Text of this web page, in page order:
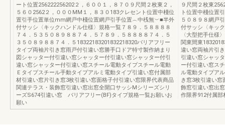
ート位置256222256202２，６００１，８７０９尺間２枚東２，
５６０2562２，０００MM１，８３０183クレセント位置中棧位
置引手位置単位mm網戸中棧位置網戸引手位置︵中桟無︶■半外
付サッシ〈キックハンドル仕様〉規格一覧７８９．５８８８８
７４．５３５０８９８８７４．５７８９．５８８８８７４．５
３５０８９８８７４．５18322183201832218320バリアフリー
タイプ両袖片引き窓雨戸付引違い窓勝手口ドア特寸製作納まり
図シャッター付引違い窓シャッター付引違い窓シャッター付引
違い窓シャッター付引違い窓スチール電動タイプスチール電動
Ｅタイプスチール手動タイプアルミ電動タイプ引違い窓付属部
材引違い窓片引き窓3枚引違い窓面格子付引違い窓限界代表商品
関連テラス・装飾窓引違い窓出窓全開口サッシMシリーズシリ
ーズS674引違い窓 バリアフリー(BF)タイプ規格一覧お願いお
願い
９尺間２枚東
ト位置中棧位置
５０８９８網戸
付サッシ〈キッ
〈大型把手仕様
関東間東
違い窓両袖片引
引違い窓シャッ
ー付引違い窓ス
ル電動タイプア
き窓3枚引違い窓
飾窓引違い窓出
作限界912付属部